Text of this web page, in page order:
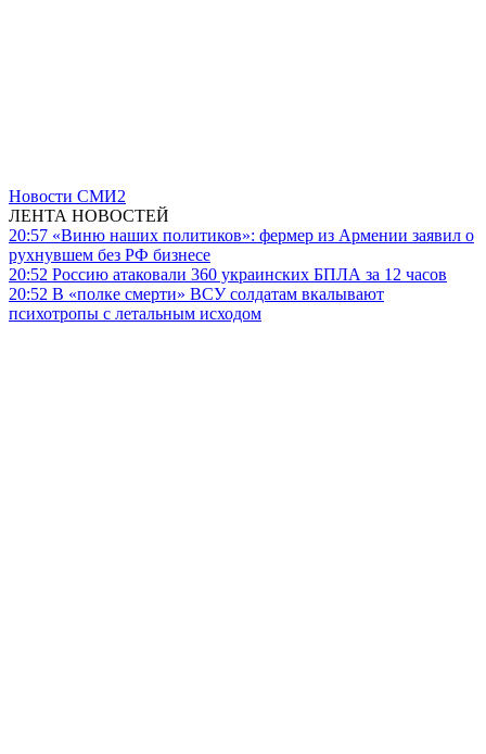
Новости СМИ2
ЛЕНТА НОВОСТЕЙ
20:57 «Виню наших политиков»: фермер из Армении заявил о
рухнувшем без РФ бизнесе
20:52 Россию атаковали 360 украинских БПЛА за 12 часов
20:52 В «полке смерти» ВСУ солдатам вкалывают
психотропы с летальным исходом